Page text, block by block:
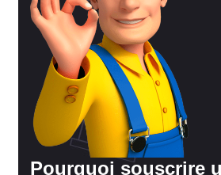
Pourquoi souscrire